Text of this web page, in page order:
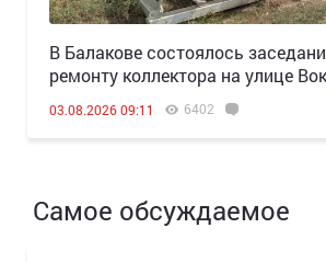
В Балакове состоялось
ремонту коллектора на улице
03.08.2026 09:11 6402
Самое обсуждаемое